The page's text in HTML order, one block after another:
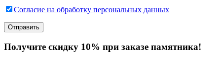
Согласие на обработку персональных данных
Получите скидку 10% при заказе памятника!